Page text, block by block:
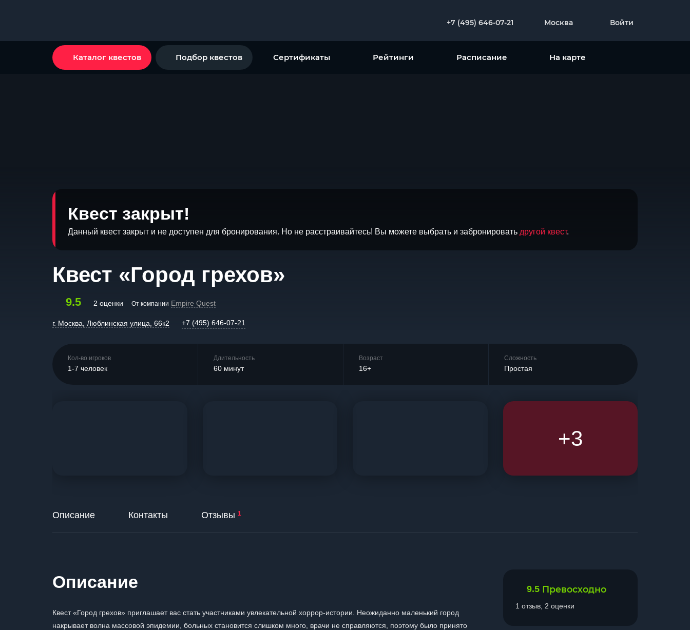
+7 (495) 646-07-21 Москва Войти
Каталог квестов Подбор квестов Сертификаты Рейтинги Расписание На карте
Квест закрыт!
Данный квест закрыт и не доступен для бронирования. Но не расстраивайтесь! Вы можете выбрать и забронировать другой квест.
Квест «Город грехов»
9.5 2 оценки От компании Empire Quest
г. Москва, Люблинская улица, 66к2 +7 (495) 646-07-21
Кол-во игроков
1-7 человек
Длительность
60 минут
Возраст
16+
Сложность
Простая
+3
Описание Контакты Отзывы 1
Описание
Квест «Город грехов» приглашает вас стать участниками увлекательной хоррор-истории. Неожиданно маленький город
накрывает волна массовой эпидемии, больных становится слишком много, врачи не справляются, поэтому было принято
9.5 Превосходно
1 отзыв, 2 оценки